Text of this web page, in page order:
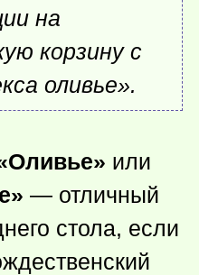
на
корзину с
оливье».
или
— отличный
стола, если